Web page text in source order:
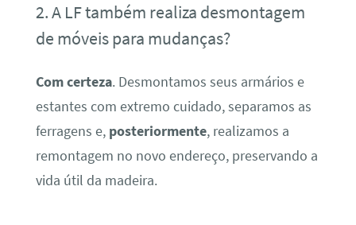
2. A LF também realiza desmontagem
de móveis para mudanças?
Com certeza. Desmontamos seus armários e
estantes com extremo cuidado, separamos as
ferragens e, posteriormente, realizamos a
remontagem no novo endereço, preservando a
vida útil da madeira.